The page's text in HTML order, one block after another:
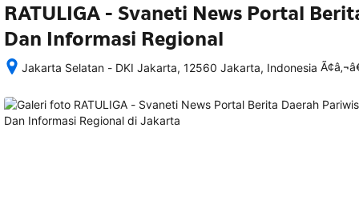
RATULIGA - Svaneti News Portal
Dan Informasi Regional
Jakarta Selatan - DKI Jakarta, 12560 Jakarta, Indonesia
memesan,
semua